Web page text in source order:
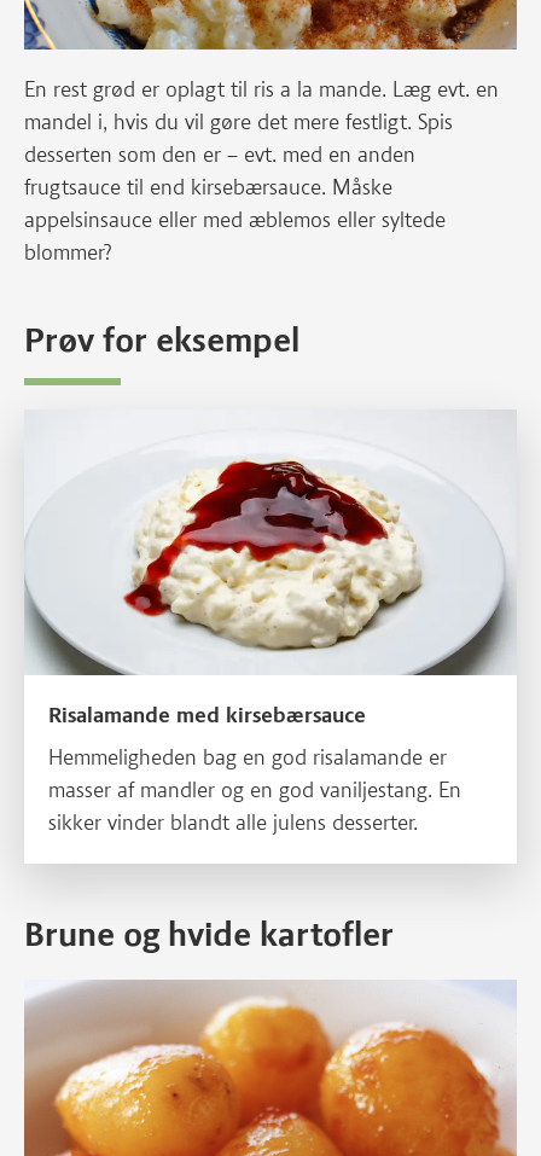
En rest grød er oplagt til ris a la mande. Læg evt. en
mandel i, hvis du vil gøre det mere festligt. Spis
desserten som den er – evt. med en anden
frugtsauce til end kirsebærsauce. Måske
appelsinsauce eller med æblemos eller syltede
blommer?
Prøv for eksempel
Risalamande med kirsebærsauce
Hemmeligheden bag en god risalamande er
masser af mandler og en god vaniljestang. En
sikker vinder blandt alle julens desserter.
Brune og hvide kartofler